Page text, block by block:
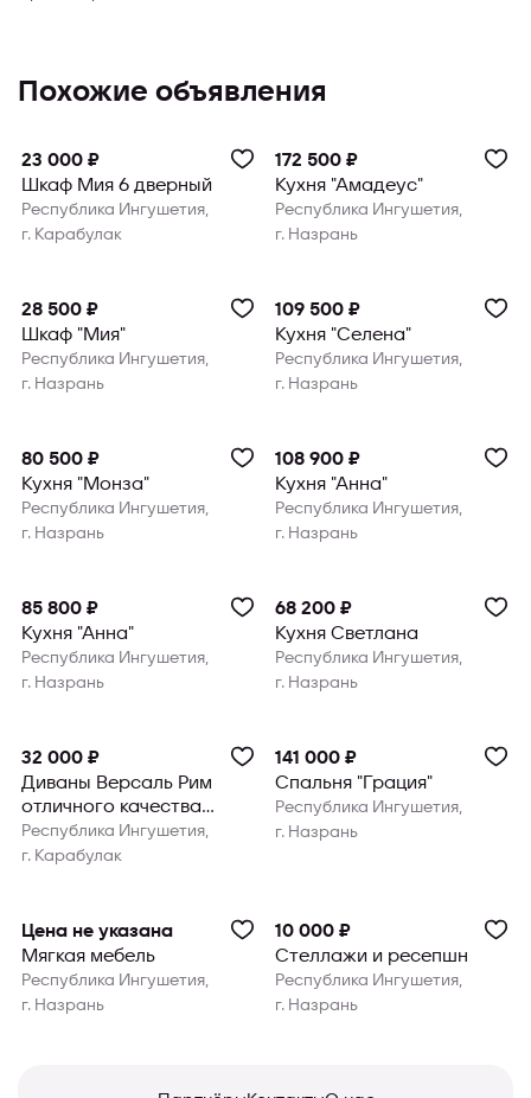
Похожие объявления
23 000 ₽
Шкаф Мия 6 дверный
Республика Ингушетия,
г. Карабулак
172 500 ₽
Кухня "Амадеус"
Республика Ингушетия,
г. Назрань
28 500 ₽
Шкаф "Мия"
Республика Ингушетия,
г. Назрань
109 500 ₽
Кухня "Селена"
Республика Ингушетия,
г. Назрань
80 500 ₽
Кухня "Монза"
Республика Ингушетия,
г. Назрань
108 900 ₽
Кухня "Анна"
Республика Ингушетия,
г. Назрань
85 800 ₽
Кухня "Анна"
Республика Ингушетия,
г. Назрань
68 200 ₽
Кухня Светлана
Республика Ингушетия,
г. Назрань
32 000 ₽
Диваны Версаль Рим
отличного качества
Ставрольские
Республика Ингушетия,
г. Карабулак
141 000 ₽
Спальня "Грация"
Республика Ингушетия,
г. Назрань
Цена не указана
Мягкая мебель
Республика Ингушетия,
г. Назрань
10 000 ₽
Стеллажи и ресепшн
Республика Ингушетия,
г. Назрань